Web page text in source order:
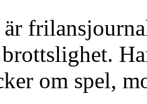
om spel,